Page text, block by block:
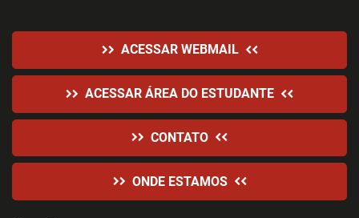
ACESSAR WEBMAIL
ACESSAR ÁREA DO ESTUDANTE
CONTATO
ONDE ESTAMOS